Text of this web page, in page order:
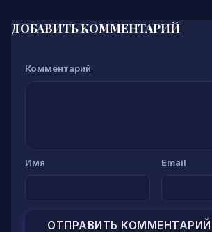
ДОБАВИТЬ КОММЕНТАРИЙ
Комментарий
Имя Email